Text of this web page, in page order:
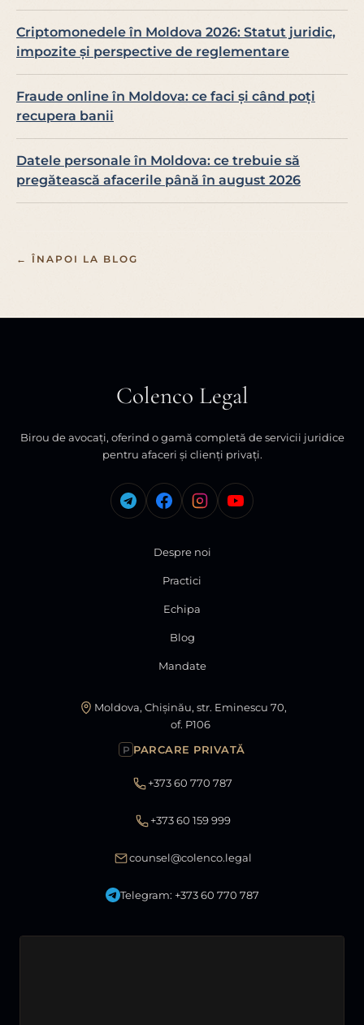
Criptomonedele în Moldova 2026: Statut juridic,
impozite și perspective de reglementare
Fraude online în Moldova: ce faci și când poți
recupera banii
Datele personale în Moldova: ce trebuie să
pregătească afacerile până în august 2026
← ÎNAPOI LA BLOG
Colenco Legal
Birou de avocați, oferind o gamă completă de servicii juridice
pentru afaceri și clienți privați.
Despre noi
Practici
Echipa
Blog
Mandate
Moldova, Chișinău, str. Eminescu 70,
of. P106
P PARCARE PRIVATĂ
+373 60 770 787
+373 60 159 999
counsel@colenco.legal
Telegram: +373 60 770 787